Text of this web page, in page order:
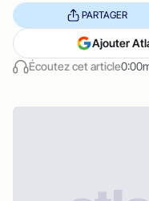
Écoutez cet article
PARTAGER
Ajouter